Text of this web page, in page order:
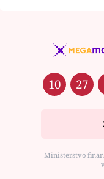
10 27
Ministerstvo